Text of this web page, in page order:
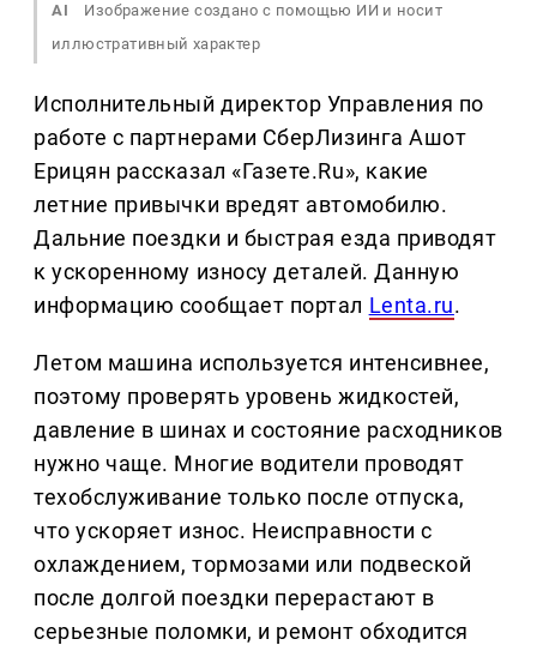
AI
Изображение создано с помощью ИИ и носит
иллюстративный характер
Исполнительный директор Управления по
работе с партнерами СберЛизинга Ашот
Ерицян рассказал «Газете.Ru», какие
летние привычки вредят автомобилю.
Дальние поездки и быстрая езда приводят
к ускоренному износу деталей. Данную
информацию сообщает портал Lenta.ru.
Летом машина используется интенсивнее,
поэтому проверять уровень жидкостей,
давление в шинах и состояние расходников
нужно чаще. Многие водители проводят
техобслуживание только после отпуска,
что ускоряет износ. Неисправности с
охлаждением, тормозами или подвеской
после долгой поездки перерастают в
серьезные поломки, и ремонт обходится